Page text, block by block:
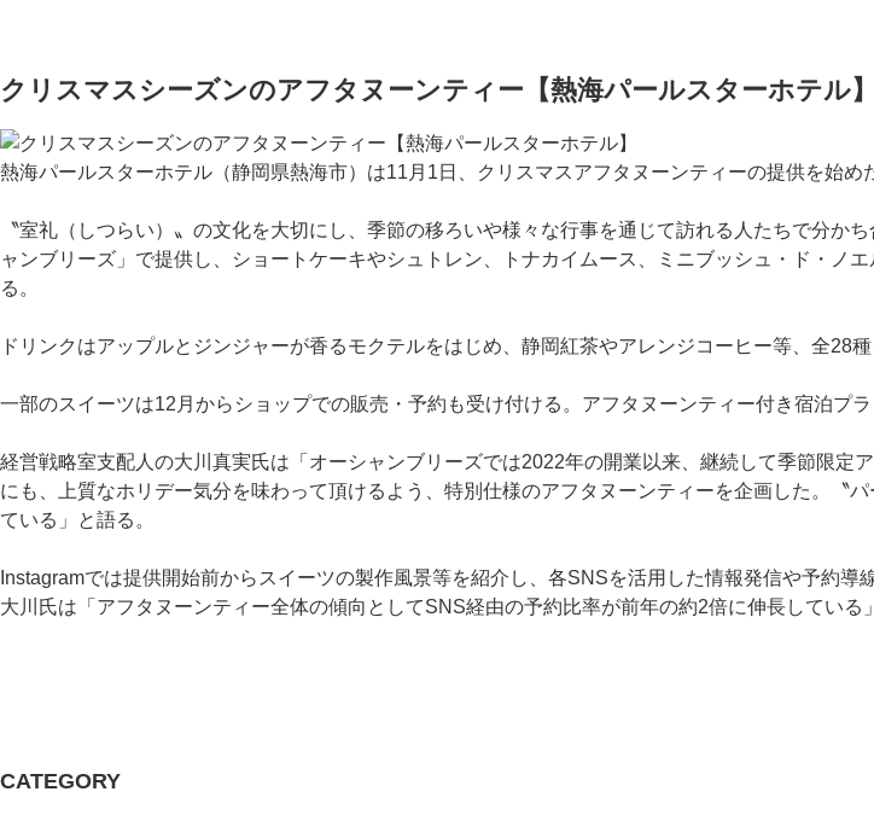
クリスマスシーズンのアフタヌーンティー【熱海パールスターホテル】
熱海パールスターホテル（静岡県熱海市）は11月1日、クリスマスアフタヌーンティーの提供を始め
〝室礼（しつらい）〟の文化を大切にし、季節の移ろいや様々な行事を通じて訪れる人たちで分
ャンブリーズ」で提供し、ショートケーキやシュトレン、トナカイムース、ミニブッシュ・ド・ノ
る。
ドリンクはアップルとジンジャーが香るモクテルをはじめ、静岡紅茶やアレンジコーヒー等、全28
一部のスイーツは12月からショップでの販売・予約も受け付ける。アフタヌーンティー付き宿泊プ
経営戦略室支配人の大川真実氏は「オーシャンブリーズでは2022年の開業以来、継続して季節限
にも、上質なホリデー気分を味わって頂けるよう、特別仕様のアフタヌーンティーを企画した。〝
ている」と語る。
Instagramでは提供開始前からスイーツの製作風景等を紹介し、各SNSを活用した情報発信や予約
大川氏は「アフタヌーンティー全体の傾向としてSNS経由の予約比率が前年の約2倍に伸長している
CATEGORY